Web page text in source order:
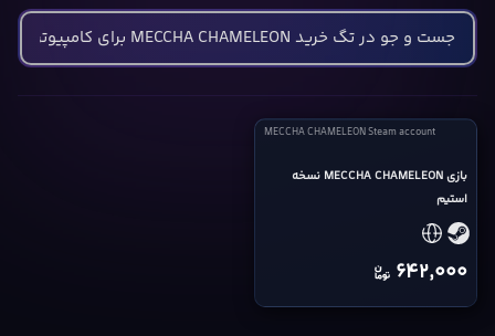
MECCHA
Steam
account
cover
MECCHA CHAMELEON Steam account
بازی MECCHA CHAMELEON نسخه
استیم
642,000